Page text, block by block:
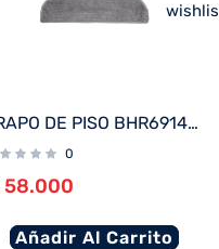
TRAPO DE PISO BHR6914GL PARA ASPIRADORA PORTATIL XIAOMI VACUUM E10/E12/E10C
0
58.000
Añadir Al Carrito